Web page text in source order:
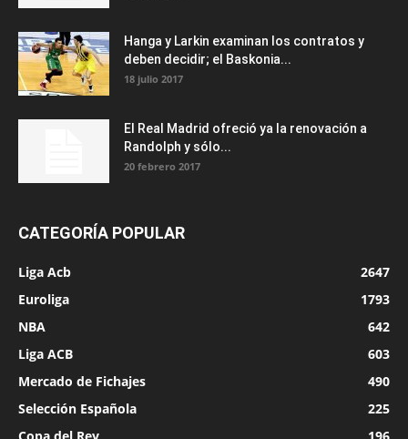
Hanga y Larkin examinan los contratos y
deben decidir; el Baskonia...
18 julio 2017
El Real Madrid ofreció ya la renovación a
Randolph y sólo...
20 febrero 2017
CATEGORÍA POPULAR
Liga Acb
2647
Euroliga
1793
NBA
642
Liga ACB
603
Mercado de Fichajes
490
Selección Española
225